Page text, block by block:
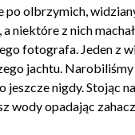
olbrzymich,
niektóre z nich
fotografa. Jeden z
jachtu.
nigdy. Stojąc
wody opadając